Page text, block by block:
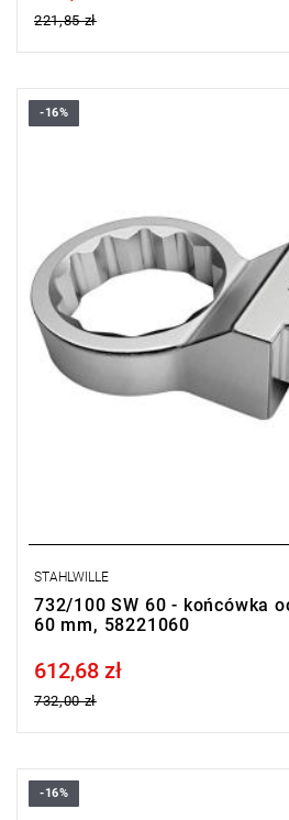
221,85 zł
-16%
STAHLWILLE
732/100 SW 60 - końcówka
60 mm, 58221060
Price tax included
612,68 zł
732,00 zł
-16%